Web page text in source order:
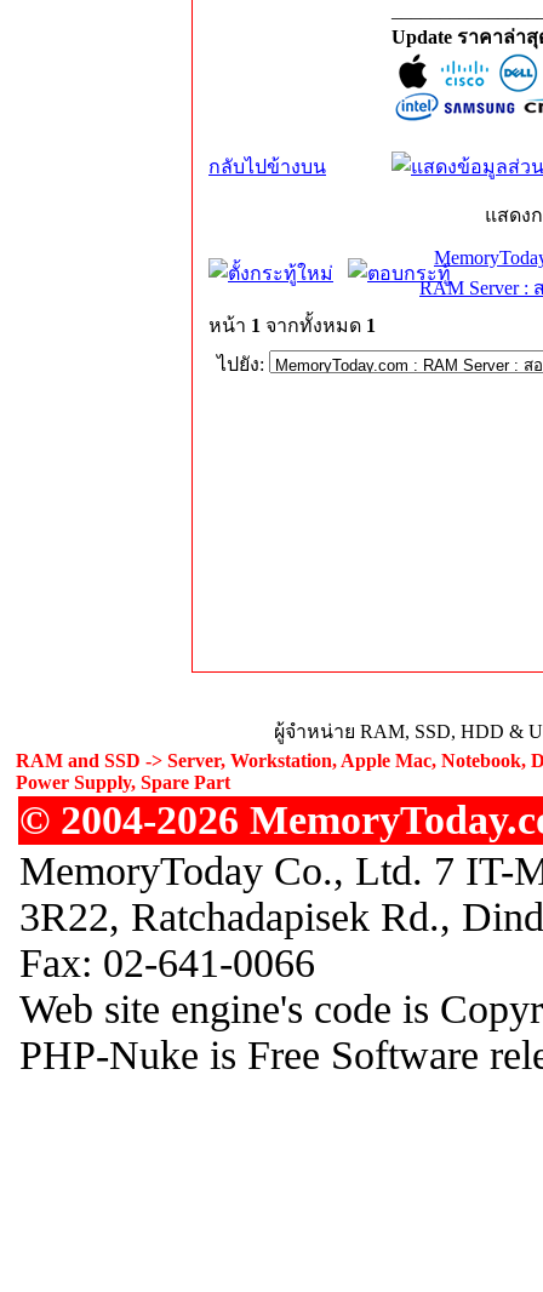
Update ราคาล่า
กลับไปข้างบน
แสดง
RAM Server :
หน้า 1 จากทั้งหมด 1
ไปยัง:
ผู้จำหน่าย RAM, SSD, HDD &
RAM and SSD -> Server, Workstation, Apple Mac, Notebook,
Power Supply, Spare Part
© 2004-2026
MemoryToday Co., Ltd. 7 IT-
3R22, Ratchadapisek Rd.,
Fax: 02-641-0066
Web site engine's code is
PHP-Nuke is Free Software